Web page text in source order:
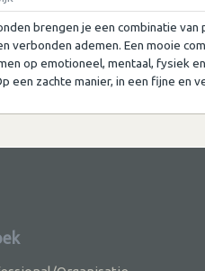
brengen je een combinatie van
verbonden ademen. Een mooie
op emotioneel, mentaal, fysiek
een zachte manier, in een fijne en